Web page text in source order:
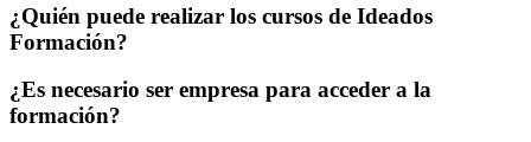
¿Quién puede realizar los cursos de Ideados
Formación?
¿Es necesario ser empresa para acceder a la
formación?